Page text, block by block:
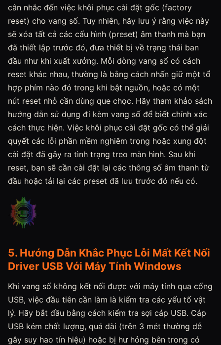
cân nhắc đến việc khôi phục cài đặt gốc (factory
reset) cho vang số. Tuy nhiên, hãy lưu ý rằng việc này
sẽ xóa tất cả các cấu hình (preset) âm thanh mà bạn
đã thiết lập trước đó, đưa thiết bị về trạng thái ban
đầu như khi xuất xưởng. Mỗi dòng vang số có cách
reset khác nhau, thường là bằng cách nhấn giữ một tổ
hợp phím nào đó trong khi bật nguồn, hoặc có một
nút reset nhỏ cần dùng que chọc. Hãy tham khảo sách
hướng dẫn sử dụng đi kèm vang số để biết chính xác
cách thực hiện. Việc khôi phục cài đặt gốc có thể giải
quyết các lỗi phần mềm nghiêm trọng hoặc xung đột
cài đặt đã gây ra tình trạng treo màn hình. Sau khi
reset, bạn sẽ cần cài đặt lại các thông số âm thanh từ
đầu hoặc tải lại các preset đã lưu trước đó nếu có.
5. Hướng Dẫn Khắc Phục Lỗi Mất Kết Nối
Driver USB Với Máy Tính Windows
Khi vang số không kết nối được với máy tính qua cổng
USB, việc đầu tiên cần làm là kiểm tra các yếu tố vật
lý. Hãy bắt đầu bằng cách kiểm tra sợi cáp USB. Cáp
USB kém chất lượng, quá dài (trên 3 mét thường dễ
gây suy hao tín hiệu) hoặc bị hư hỏng bên trong có